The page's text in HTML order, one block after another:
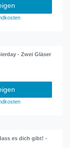
- Zwei Gläser
es dich gibt! -